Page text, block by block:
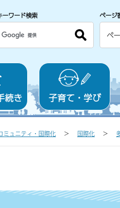
ーワード検索 ページ
続き 子育て・学び
ミュニティ・国際化 国際化